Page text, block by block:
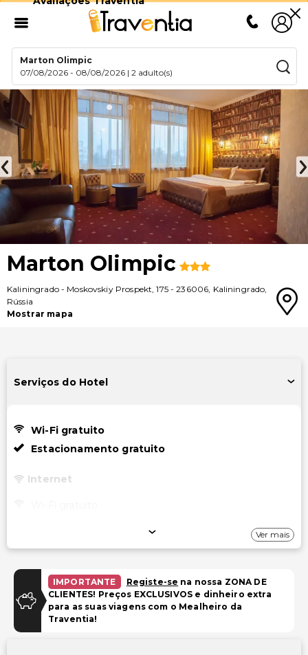
Marton Olimpic
07/08/2026 - 08/08/2026 |2 adulto(s)
Marton Olimpic
Kaliningrado- Moskovskiy Prospekt, 175-236006, Kaliningrado,
Rússia
Mostrar mapa
Serviços do Hotel
Wi-Fi gratuito
Estacionamento gratuito
Internet
Transporte
Transporte para o aeroporto (custo adicional)
Ver mais
IMPORTANTE Registe-se na nossa ZONA DE
CLIENTES! Preços EXCLUSIVOS e dinheiro extra
para as suas viagens com o Mealheiro da
Traventia!